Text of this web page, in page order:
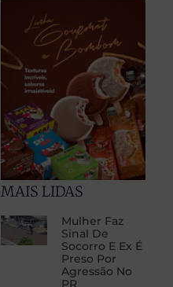
MAIS LIDAS
Mulher Faz
Sinal De
Socorro E Ex É
Preso Por
Agressão No
PR